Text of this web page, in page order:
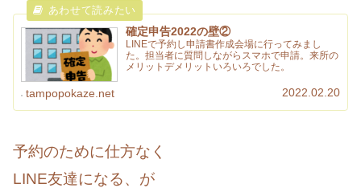
確定申告2022の壁②
LINEで予約し申請書作成会場に行ってみまし
た。担当者に質問しながらスマホで申請。来所の
メリットデメリットいろいろでした。
tampopokaze.net 2022.02.20
予約のために仕方なく
LINE友達になる、が